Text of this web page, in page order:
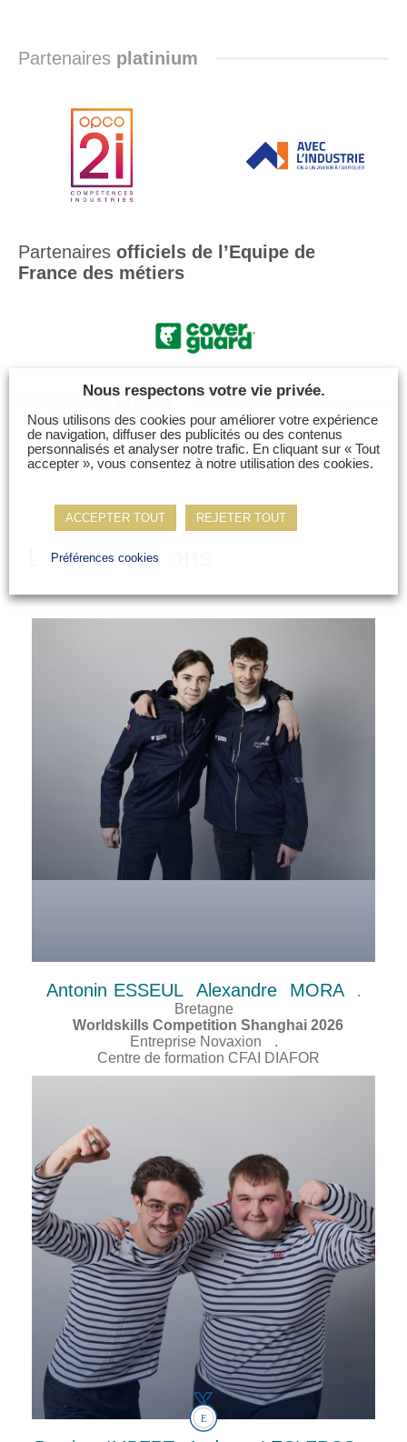
Partenaires platinium
Partenaires officiels de l’Equipe de
France des métiers
Partenairesargent
Les champions
Antonin ESSEUL Alexandre MORA
.
Bretagne
Worldskills Competition Shanghai 2026
Entreprise Novaxion
.
Centre de formation CFAI DIAFOR
Nous respectons votre vie privée.
Nous utilisons des cookies pour améliorer votre expérience
de navigation, diffuser des publicités ou des contenus
personnalisés et analyser notre trafic. En cliquant sur « Tout
accepter », vous consentez à notre utilisation des cookies.
ACCEPTER TOUT REJETER TOUT
Préférences cookies